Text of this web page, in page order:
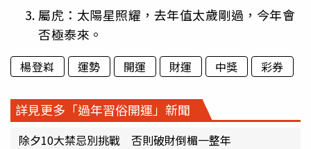
屬虎：太陽星照耀，去年值太歲剛過，今年會
否極泰來。
楊登嵙 運勢 開運 財運 中獎 彩券
詳見更多「過年習俗開運」新聞
除夕10大禁忌別挑戰 否則破財倒楣一整年